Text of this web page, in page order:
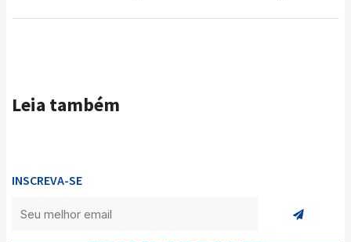
Leia também
INSCREVA-SE